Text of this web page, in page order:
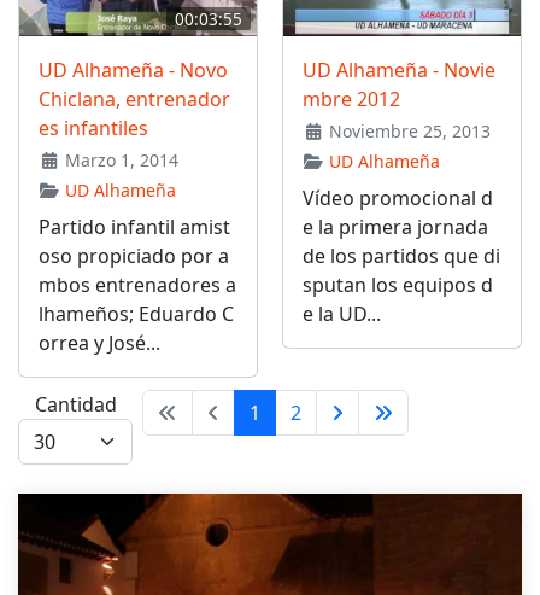
00:03:55
UD Alhameña - Novo
Chiclana, entrenador
es infantiles
Marzo 1, 2014
UD Alhameña
Partido infantil amist
oso propiciado por a
mbos entrenadores a
lhameños; Eduardo C
orrea y José...
UD Alhameña - Novie
mbre 2012
Noviembre 25, 2013
UD Alhameña
Vídeo promocional d
e la primera jornada
de los partidos que di
sputan los equipos d
e la UD...
Cantidad 1 2